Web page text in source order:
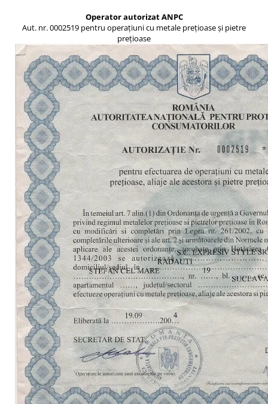
Operator autorizat ANPC
Aut. nr. 0002519 pentru operațiuni cu metale prețioase și pietre
prețioase